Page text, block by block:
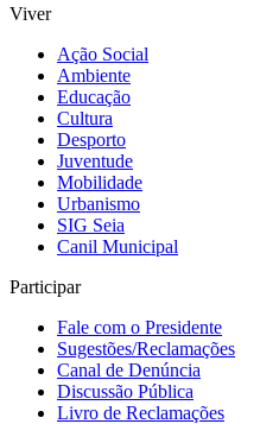
Viver
Ação Social
Ambiente
Educação
Cultura
Desporto
Juventude
Mobilidade
Urbanismo
SIG Seia
Canil Municipal
Participar
Fale com o Presidente
Sugestões/Reclamações
Canal de Denúncia
Discussão Pública
Livro de Reclamações